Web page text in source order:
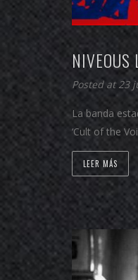
NIVEOUS
Posted at 23
La banda
‘Cult of the
LEER MÁS